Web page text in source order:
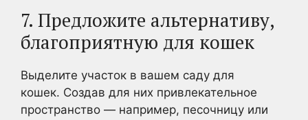
7. Предложите альтернативу,
благоприятную для кошек
Выделите участок в вашем саду для
кошек. Создав для них привлекательное
пространство — например, песочницу или